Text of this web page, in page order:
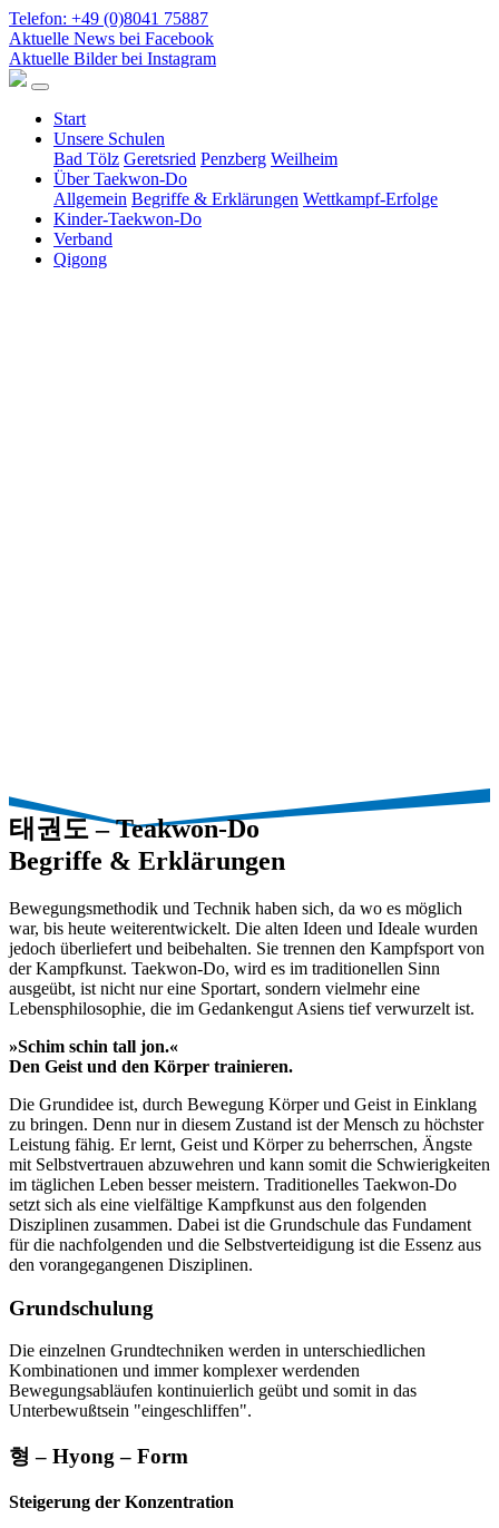
Telefon: +49 (0)8041 75887
Aktuelle News bei Facebook
Aktuelle Bilder bei Instagram
Start
Unsere Schulen
Bad Tölz Geretsried Penzberg Weilheim
Über Taekwon-Do
Allgemein Begriffe & Erklärungen Wettkampf-Erfolge
Kinder-Taekwon-Do
Verband
Qigong
태권도 – Teakwon-Do
Begriffe & Erklärungen
Bewegungsmethodik und Technik haben sich, da wo es möglich
war, bis heute weiterentwickelt. Die alten Ideen und Ideale wurden
jedoch überliefert und beibehalten. Sie trennen den Kampfsport von
der Kampfkunst. Taekwon-Do, wird es im traditionellen Sinn
ausgeübt, ist nicht nur eine Sportart, sondern vielmehr eine
Lebensphilosophie, die im Gedankengut Asiens tief verwurzelt ist.
»Schim schin tall jon.«
Den Geist und den Körper trainieren.
Die Grundidee ist, durch Bewegung Körper und Geist in Einklang
zu bringen. Denn nur in diesem Zustand ist der Mensch zu höchster
Leistung fähig. Er lernt, Geist und Körper zu beherrschen, Ängste
mit Selbstvertrauen abzuwehren und kann somit die Schwierigkeiten
im täglichen Leben besser meistern. Traditionelles Taekwon-Do
setzt sich als eine vielfältige Kampfkunst aus den folgenden
Disziplinen zusammen. Dabei ist die Grundschule das Fundament
für die nachfolgenden und die Selbstverteidigung ist die Essenz aus
den vorangegangenen Disziplinen.
Grundschulung
Die einzelnen Grundtechniken werden in unterschiedlichen
Kombinationen und immer komplexer werdenden
Bewegungsabläufen kontinuierlich geübt und somit in das
Unterbewußtsein "eingeschliffen".
형 – Hyong – Form
Steigerung der Konzentration